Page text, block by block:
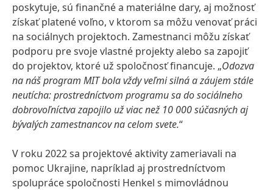
poskytuje, sú finančné a materiálne dary, aj možnosť
získať platené voľno, v ktorom sa môžu venovať práci
na sociálnych projektoch. Zamestnanci môžu získať
podporu pre svoje vlastné projekty alebo sa zapojiť
do projektov, ktoré už spoločnosť financuje. „Odozva
na náš program MIT bola vždy veľmi silná a záujem stále
neutícha: prostredníctvom programu sa do sociálneho
dobrovoľníctva zapojilo už viac než 10 000 súčasných aj
bývalých zamestnancov na celom svete.“
V roku 2022 sa projektové aktivity zameriavali na
pomoc Ukrajine, napríklad aj prostredníctvom
spolupráce spoločnosti Henkel s mimovládnou